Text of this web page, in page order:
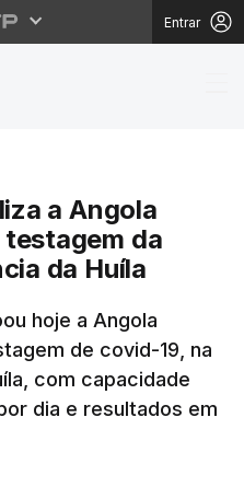
Entrar
a Angola
da
da Huíla
hoje a Angola
de covid-19, na
com capacidade
dia e resultados em